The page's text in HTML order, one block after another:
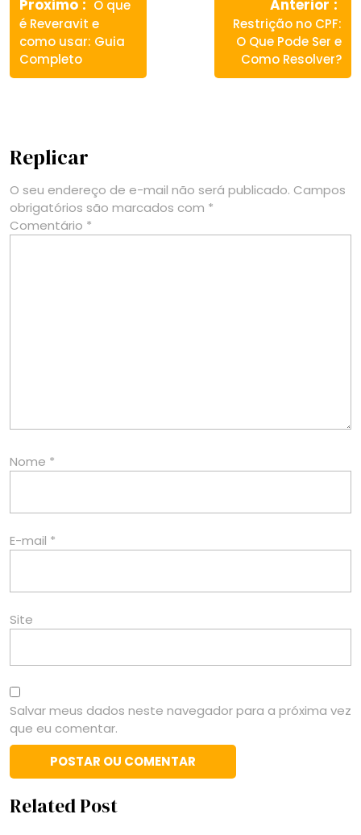
de
Post
Proximo
post:
O que
é Reveravit e
como usar: Guia
Completo
Anterior
Restrição no CPF:
O Que Pode Ser e
Como Resolver?
Replicar
O seu endereço de e-mail não será publicado. Campos
obrigatórios são marcados com *
Comentário *
Nome *
E-mail *
Site
Salvar meus dados neste navegador para a próxima vez
que eu comentar.
Related Post